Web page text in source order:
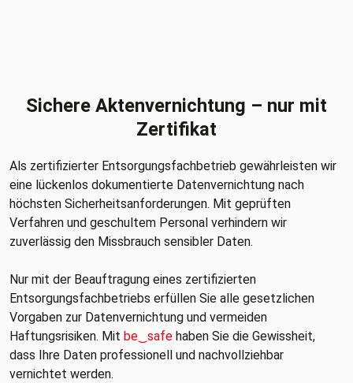
Sichere Aktenvernichtung – nur mit
Zertifikat
Als zertifizierter Entsorgungsfachbetrieb gewährleisten wir
eine lückenlos dokumentierte Datenvernichtung nach
höchsten Sicherheitsanforderungen. Mit geprüften
Verfahren und geschultem Personal verhindern wir
zuverlässig den Missbrauch sensibler Daten.
Nur mit der Beauftragung eines zertifizierten
Entsorgungsfachbetriebs erfüllen Sie alle gesetzlichen
Vorgaben zur Datenvernichtung und vermeiden
Haftungsrisiken. Mit be‿safe haben Sie die Gewissheit,
dass Ihre Daten professionell und nachvollziehbar
vernichtet werden.